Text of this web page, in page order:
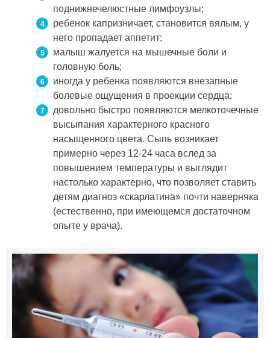
поднижнечелюстные лимфоузлы;
ребенок капризничает, становится вялым, у
него пропадает аппетит;
малыш жалуется на мышечные боли и
головную боль;
иногда у ребенка появляются внезапные
болевые ощущения в проекции сердца;
довольно быстро появляются мелкоточечные
высыпания характерного красного
насыщенного цвета. Сыпь возникает
примерно через 12-24 часа вслед за
повышением температуры и выглядит
настолько характерно, что позволяет ставить
детям диагноз «скарлатина» почти наверняка
(естественно, при имеющемся достаточном
опыте у врача).